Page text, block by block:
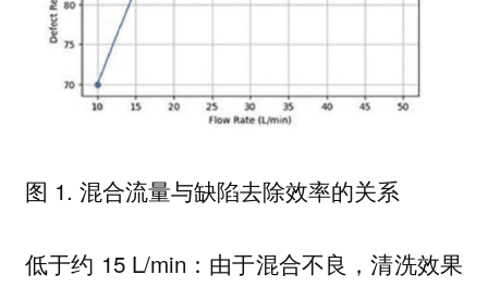
图 1. 混合流量与缺陷去除效率的关系
低于约 15 L/min：由于混合不良，清洗效果